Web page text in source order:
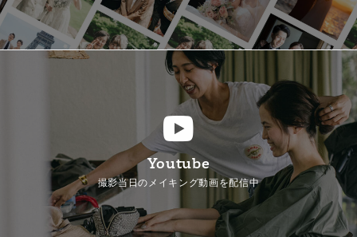
Youtube
撮影当日のメイキング動画を配信中